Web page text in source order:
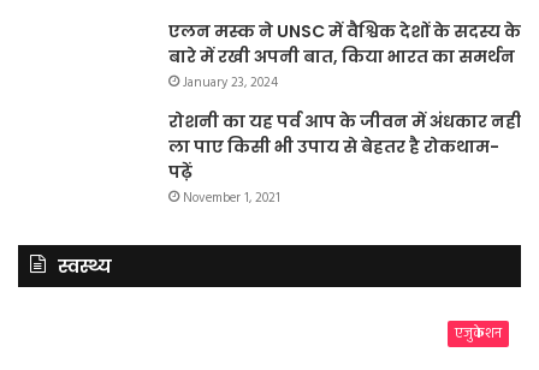
एलन मस्क ने UNSC में वैश्विक देशों के सदस्य के
बारे में रखी अपनी बात, किया भारत का समर्थन
January 23, 2024
रोशनी का यह पर्व आप के जीवन में अंधकार नहीं
ला पाए किसी भी उपाय से बेहतर है रोकथाम-
पढ़ें
November 1, 2021
स्वस्थ्य
एजुकेशन